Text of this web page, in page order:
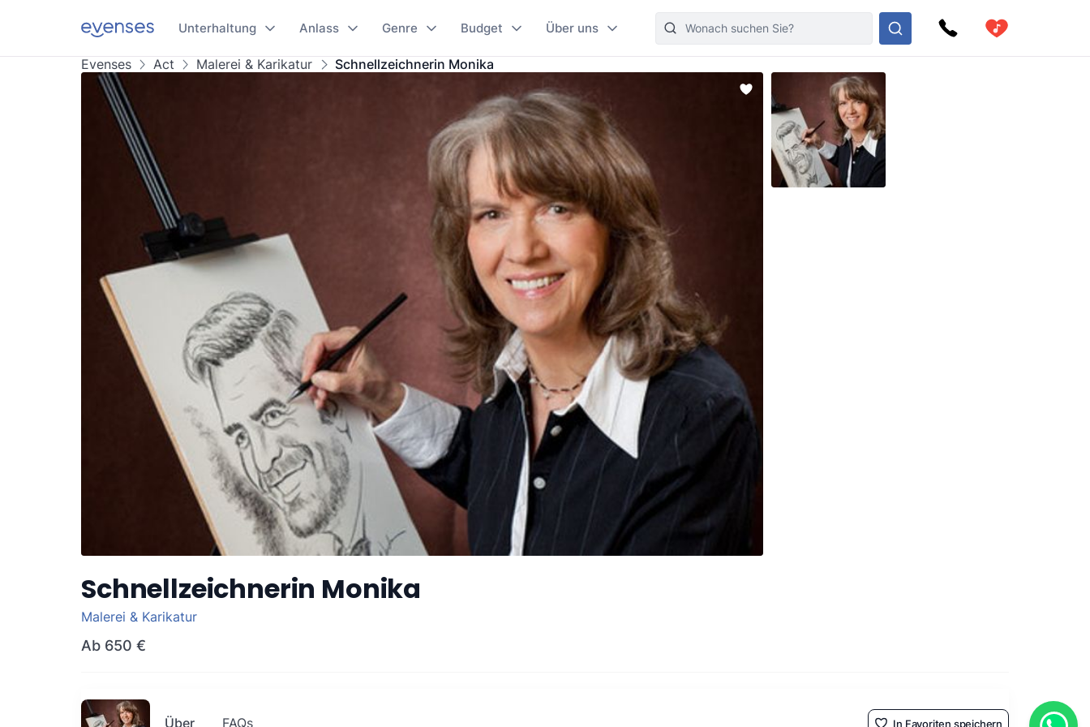
Unterhaltung Anlass Genre Budget Über uns
Evenses Act Malerei & Karikatur Schnellzeichnerin Monika
Schnellzeichnerin Monika
Malerei & Karikatur
Ab 650 €
Über FAQs In Favoriten speichern